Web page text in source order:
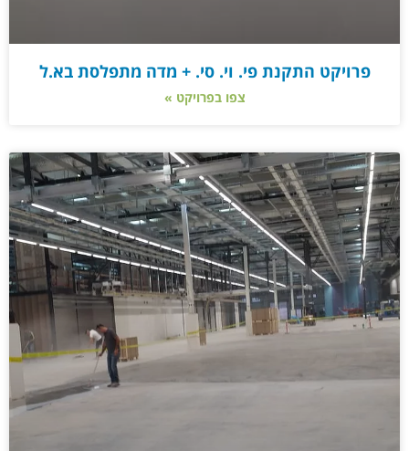
פרויקט התקנת פי. וי. סי. + מדה מתפלסת בא.ל
צפו בפרויקט »